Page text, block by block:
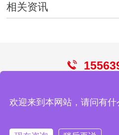
相关资讯
青岛华强电缆有限
欢迎来到本网站，请问有什